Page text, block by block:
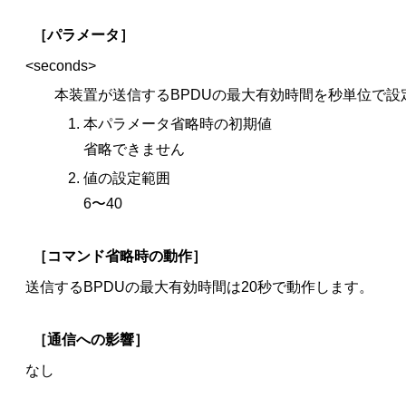
［パラメータ］
<seconds>
本装置が送信するBPDUの最大有効時間を秒単位で設
本パラメータ省略時の初期値
省略できません
値の設定範囲
6〜40
［コマンド省略時の動作］
送信するBPDUの最大有効時間は20秒で動作します。
［通信への影響］
なし